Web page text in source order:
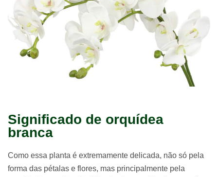
Significado de orquídea
branca
Como essa planta é extremamente delicada, não só pela
forma das pétalas e flores, mas principalmente pela